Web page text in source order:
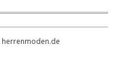
herrenmoden.de